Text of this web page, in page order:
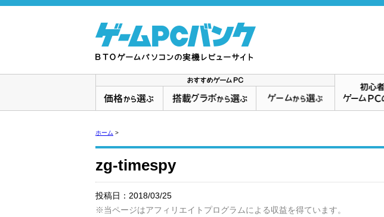
ホーム >
zg-timespy
投稿日： 2018/03/25
※当ページはアフィリエイトプログラムによる収益を得ています。